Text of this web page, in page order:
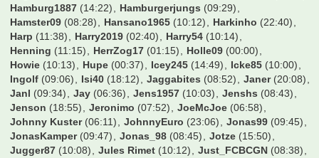
Hamburg1887 (14:22) Hamburgerjungs (09:29)
Hamster09 (08:28) Hansano1965 (10:12) Harkinho (22:40)
Harp (11:38) Harry2019 (02:40) Harry54 (10:14)
Henning (11:15) HerrZog17 (01:15) Holle09 (00:00)
Howie (10:13) Hupe (00:37) Icey245 (14:49) Icke85 (10:00)
Ingolf (09:06) Isi40 (18:12) Jaggabites (08:52) Janer(20:08)
Janl (09:34) Jay (06:36) Jens1957 (10:03) Jenshs (08:43)
Jenson (18:55) Jeronimo (07:52) JoeMcJoe (06:58)
Johnny Kuster(06:11) JohnnyEuro (23:06) Jonas99 (09:45)
JonasKamper(09:47) Jonas_98 (08:45) Jotze (15:50)
Jugger87 (10:08) Jules Rimet (10:12) Just_FCBCGN (08:38)